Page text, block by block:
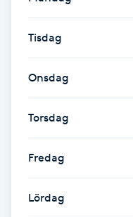
Tisdag
Onsdag
Torsdag
Fredag
Lördag